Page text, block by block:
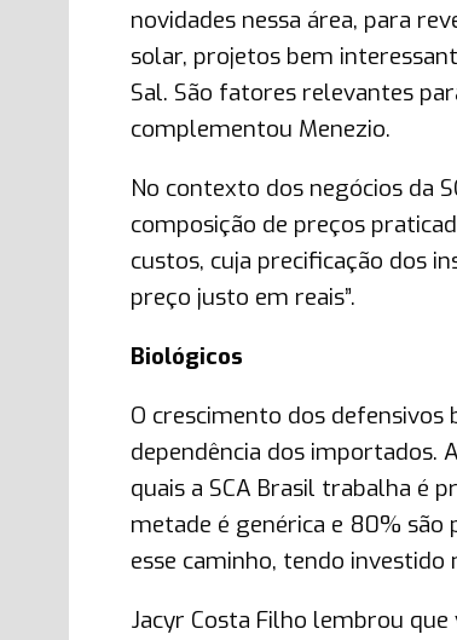
novidades nessa área, para
solar, projetos bem
Sal. São fatores relevantes
complementou Menezio.
No contexto dos negócios da
composição de preços
custos, cuja precificação dos
preço justo em reais”.
Biológicos
O crescimento dos
dependência dos importados.
quais a SCA Brasil trabalha é
metade é genérica e 80% são
esse caminho, tendo investido
Jacyr Costa Filho lembrou